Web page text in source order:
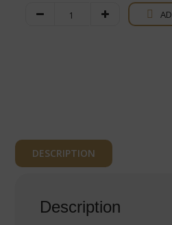
DESCRIPTION
Description